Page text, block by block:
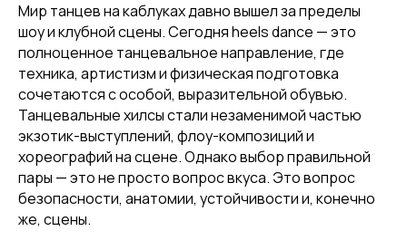
Мир танцев на каблуках давно вышел за пределы
шоу и клубной сцены. Сегодня heels dance — это
полноценное танцевальное направление, где
техника, артистизм и физическая подготовка
сочетаются с особой, выразительной обувью.
Танцевальные хилсы стали незаменимой частью
экзотик-выступлений, флоу-композиций и
хореографий на сцене. Однако выбор правильной
пары — это не просто вопрос вкуса. Это вопрос
безопасности, анатомии, устойчивости и, конечно
же, сцены.